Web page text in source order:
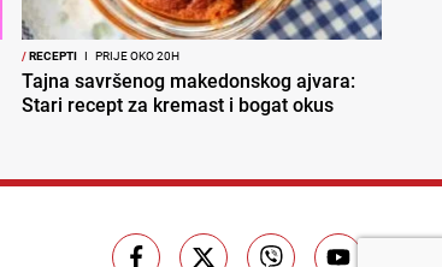
/RECEPTI I PRIJE OKO 20H
Tajna savršenog makedonskog ajvara:
Stari recept za kremast i bogat okus